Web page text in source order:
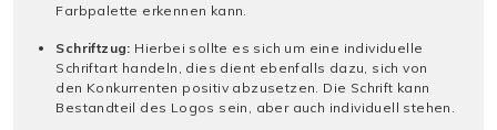
Farbpalette erkennen kann.
Schriftzug: Hierbei sollte es sich um eine individuelle
Schriftart handeln, dies dient ebenfalls dazu, sich von
den Konkurrenten positiv abzusetzen. Die Schrift kann
Bestandteil des Logos sein, aber auch individuell stehen.